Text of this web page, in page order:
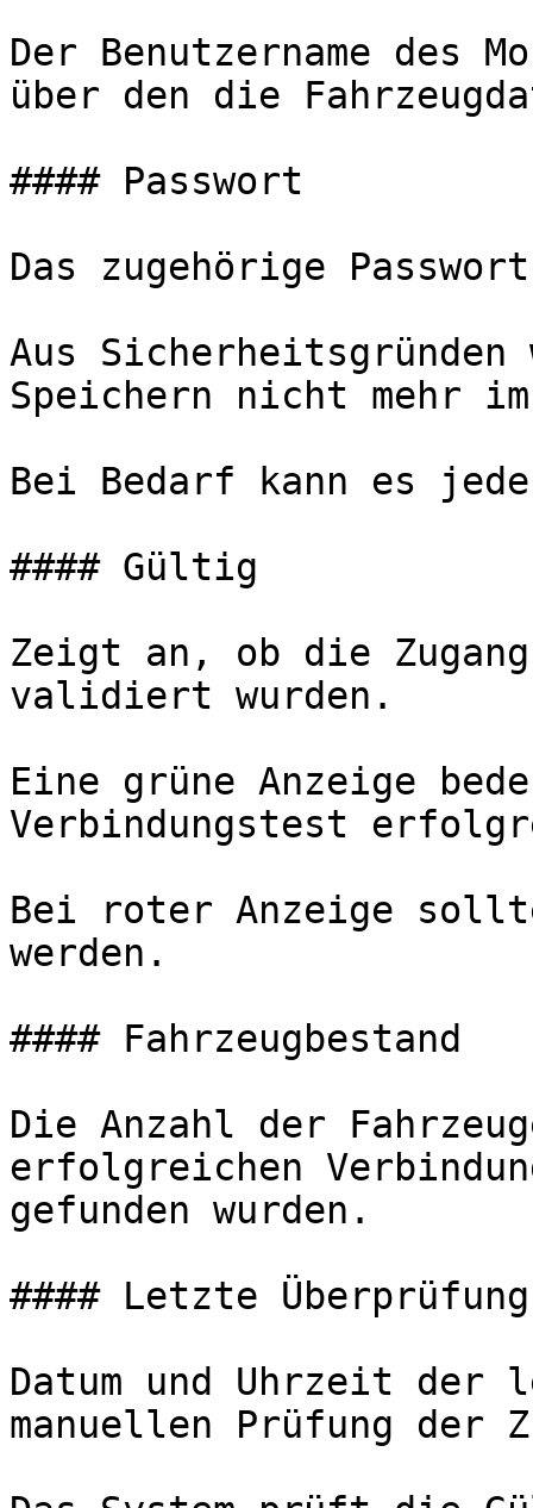
Der Benutzername des
über den die
#### Passwort
Das zugehörige
Aus Sicherheitsgründen
Speichern nicht mehr
Bei Bedarf kann es
#### Gültig
Zeigt an, ob die
validiert wurden.
Eine grüne Anzeige
Verbindungstest
Bei roter Anzeige
werden.
#### Fahrzeugbestand
Die Anzahl der
erfolgreichen
gefunden wurden.
#### Letzte Überprüfung
Datum und Uhrzeit der
manuellen Prüfung der